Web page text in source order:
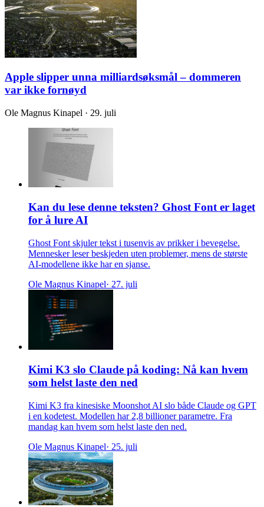
Apple slipper unna milliardsøksmål – dommeren
var ikke fornøyd
Ole Magnus Kinapel · 29. juli
Kan du lese denne teksten? Ghost Font er laget
for å lure AI
Ghost Font skjuler tekst i tusenvis av prikker i bevegelse.
Mennesker leser beskjeden uten problemer, mens de største
AI-modellene ikke har en sjanse.
Ole Magnus Kinapel· 27. juli
Kimi K3 slo Claude på koding: Nå kan hvem
som helst laste den ned
Kimi K3 fra kinesiske Moonshot AI slo både Claude og GPT
i en kodetest. Modellen har 2,8 billioner parametre. Fra
mandag kan hvem som helst laste den ned.
Ole Magnus Kinapel· 25. juli